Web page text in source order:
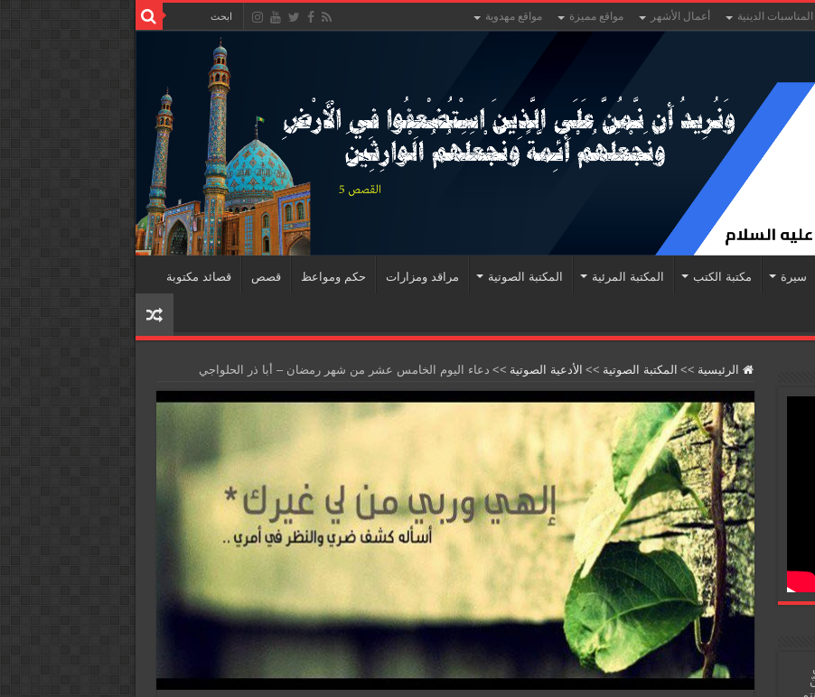
المناسبات الدينية أعمال الأشهر مواقع مميزة مواقع مهدوية
سيرة مكتبة الكتب المكتبة المرئية المكتبة الصوتية مراقد ومزارات حكم ومواعظ قصص قصائد مكتوبة
الرئيسية >> المكتبة الصوتية >> الأدعية الصوتية >> دعاء اليوم الخامس عشر من شهر رمضان – أبا ذر الحلواجي